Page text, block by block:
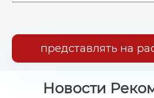
представлять на
Новости